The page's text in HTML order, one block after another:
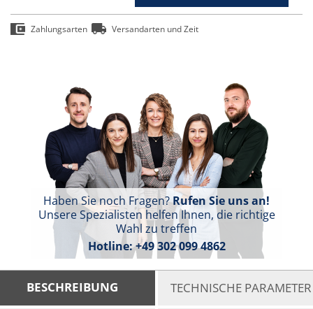
Zahlungsarten Versandarten und Zeit
Haben Sie noch Fragen?Rufen Sie uns an!
Unsere Spezialisten helfen Ihnen, die richtige
Wahl zu treffen
Hotline:+49 302 099 4862
BESCHREIBUNG TECHNISCHE PARAMETER